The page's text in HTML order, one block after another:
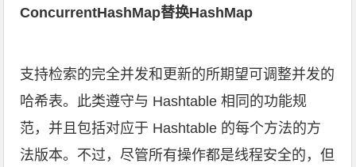
ConcurrentHashMap替换HashMap
支持检索的完全并发和更新的所期望可调整并发的
哈希表。此类遵守与 Hashtable 相同的功能规
范，并且包括对应于 Hashtable 的每个方法的方
法版本。不过，尽管所有操作都是线程安全的，但